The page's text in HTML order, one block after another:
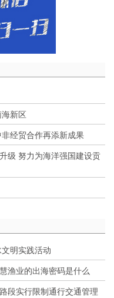
新区
经贸合作再添新成果
级 努力为海洋强国建设贡
明实践活动
渔业的出海密码是什么
段实行限制通行交通管理